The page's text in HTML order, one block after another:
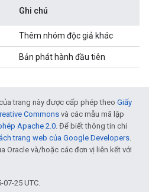
Ghi chú
Thêm nhóm độc giả khác
Bản phát hành đầu tiên
trang này được cấp phép theo Giấy
Commons và các mẫu mã lập
Apache 2.0. Để biết thông tin chi
trang web của Google Developers.
Oracle và/hoặc các đơn vị liên kết với
07-25 UTC.